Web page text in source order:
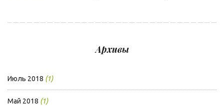
Архивы
Июль 2018 (1)
Май 2018 (1)